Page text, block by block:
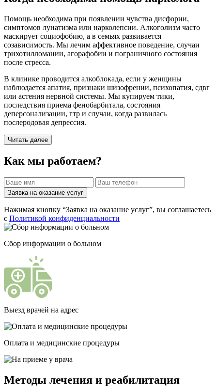
Помощь необходима при появлении чувства дисфории,
симптомов лунатизма или нарколепсии. Алкоголизм часто
маскирует социофобию, а в семьях развивается
созависимость. Мы лечим аффективное поведение, случаи
трихотилломании, агорафобии и пограничного состояния
после стресса.
В клинике проводится алкоблокада, если у женщины
наблюдается апатия, признаки шизофрении, психопатия, сдвг
или астения нервной системы. Мы купируем тики,
последствия приема фенобарбитала, состояния
деперсонализации, гтр и случаи, когда развилась
послеродовая депрессия.
Читать далее
Как мы работаем?
Заявка на оказание услуг
Нажимая кнопку “Заявка на оказание услуг”, вы соглашаетесь
с Политикой конфиденциальности
Сбор информации о больном
Выезд врачей на адрес
Оплата и медицинские процедуры
Методы лечения и реабилитация